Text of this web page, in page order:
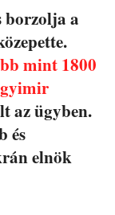
borzolja a
mint 1800
az ügyben.
és
elnök